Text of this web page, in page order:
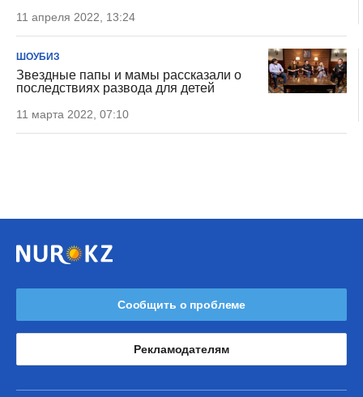
11 апреля 2022, 13:24
ШОУБИЗ
Звездные папы и мамы рассказали о
последствиях развода для детей
11 марта 2022, 07:10
Сообщить о проблеме
Рекламодателям